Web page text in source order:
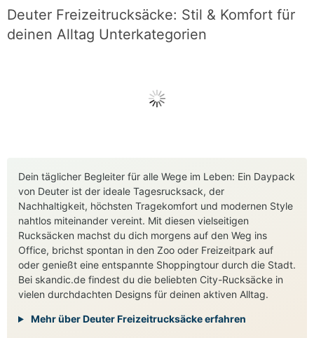
Deuter Freizeitrucksäcke: Stil & Komfort für
deinen Alltag Unterkategorien
Dein täglicher Begleiter für alle Wege im Leben: Ein Daypack
von Deuter ist der ideale Tagesrucksack, der
Nachhaltigkeit, höchsten Tragekomfort und modernen Style
nahtlos miteinander vereint. Mit diesen vielseitigen
Rucksäcken machst du dich morgens auf den Weg ins
Office, brichst spontan in den Zoo oder Freizeitpark auf
oder genießt eine entspannte Shoppingtour durch die Stadt.
Bei skandic.de findest du die beliebten City-Rucksäcke in
vielen durchdachten Designs für deinen aktiven Alltag.
Mehr über Deuter Freizeitrucksäcke erfahren